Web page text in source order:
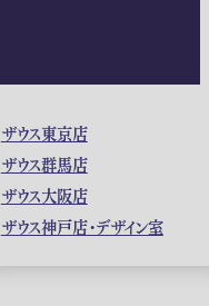
ザウス東京店
ザウス群馬店
ザウス大阪店
ザウス神戸店・デザイン室